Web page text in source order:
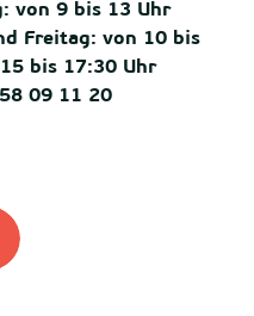
von 9 bis 13 Uhr
Freitag: von 10 bis
bis 17:30 Uhr
09 11 20